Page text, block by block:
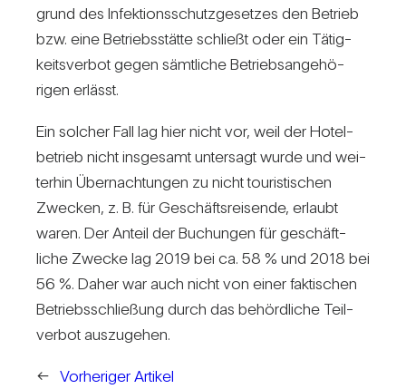
grund des Infek­ti­ons­schutz­ge­setzes den Betrieb
bzw. eine Betriebs­stätte schließt oder ein Tätig­
keits­verbot gegen sämt­liche Betriebs­an­ge­hö­
rigen erlässt.
Ein sol­cher Fall lag hier nicht vor, weil der Hotel­
be­trieb nicht ins­ge­samt unter­sagt wurde und wei­
terhin Über­nach­tungen zu nicht tou­ris­ti­schen
Zwe­cken, z. B. für Geschäfts­rei­sende, erlaubt
waren. Der Anteil der Buchungen für geschäft­
liche Zwecke lag 2019 bei ca. 58 % und 2018 bei
56 %. Daher war auch nicht von einer fak­ti­schen
Betriebs­schlie­ßung durch das behörd­liche Teil­
verbot aus­zu­gehen.
← Vorheriger Artikel